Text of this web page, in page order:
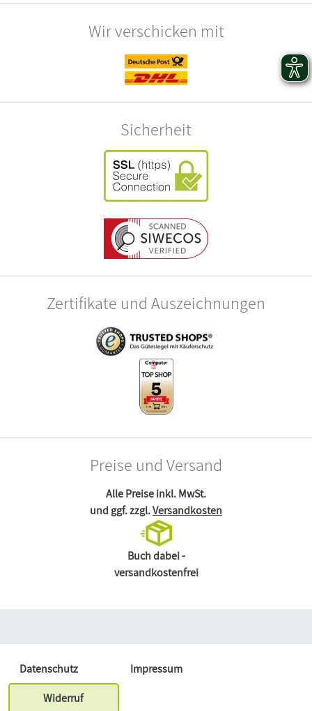
Wir verschicken mit
Sicherheit
Zertifikate und Auszeichnungen
Preise und Versand
Alle Preise inkl. MwSt.
und ggf. zzgl.Versandkosten
Buch dabei -
versandkostenfrei
Datenschutz
Impressum
Widerruf